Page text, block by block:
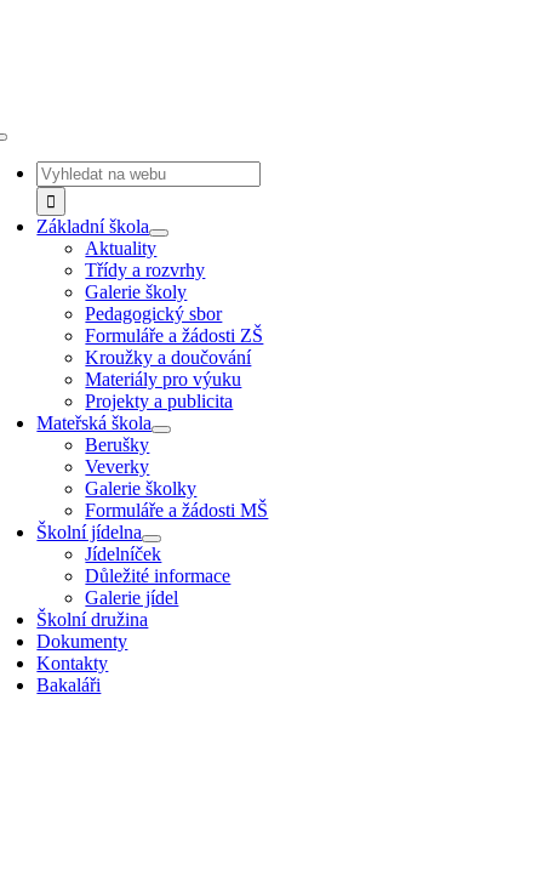
Search
for:
Základní škola
Aktuality
Třídy a rozvrhy
Galerie školy
Pedagogický sbor
Formuláře a žádosti ZŠ
Kroužky a doučování
Materiály pro výuku
Projekty a publicita
Mateřská škola
Berušky
Veverky
Galerie školky
Formuláře a žádosti MŠ
Školní jídelna
Jídelníček
Důležité informace
Galerie jídel
Školní družina
Dokumenty
Kontakty
Bakaláři